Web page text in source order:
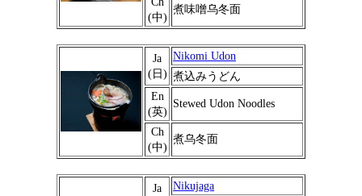
(中)
煮味噌乌冬面
Ja
(日)
Nikomi Udon
煮込みうどん
En
(英)
Stewed Udon Noodles
Ch
(中)
煮乌冬面
Ja
Nikujaga